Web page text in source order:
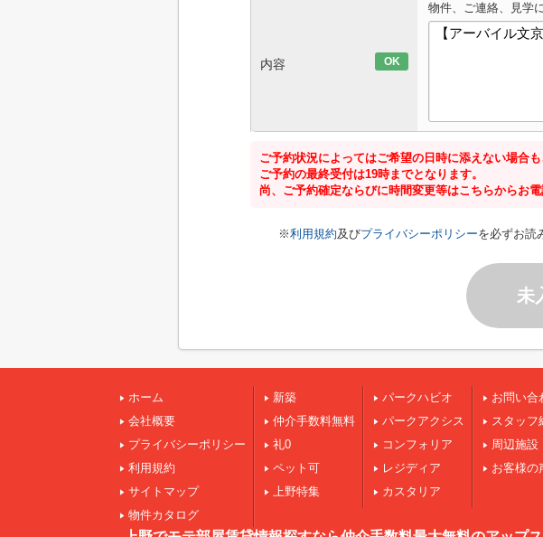
内容 OK
物件、ご連絡、見学
ご予約状況によってはご希望の日時に添えない場合
ご予約の最終受付は19時までとなります。
尚、ご予約確定ならびに時間変更等はこちらからお
※利用規約及びプライバシーポリシーを必ずお読
未
ホーム
会社概要
プライバシーポリシー
利用規約
サイトマップ
物件カタログ
新築
仲介手数料無料
礼0
ペット可
上野特集
パークハビオ
パークアクシス
コンフォリア
レジディア
カスタリア
お問い合
スタッフ
周辺施設
お客様の